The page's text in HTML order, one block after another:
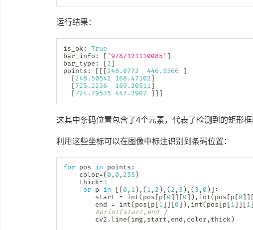
运行结果：
is_ok:
True
bar_info : [ '9787121110085' ]
bar_type : [2]
points : [ [ [248.0772 446.5566
]
[248.50542 168.47102]
[725.2236 169.20511]
[724.79535 447.2907 ] ] ]
这其中条码位置包含了4个元素，代表了检测到的矩形框
利用这些坐标可以在图像中标注识别到条码位置：
for pos in points :
    color
=( 0 , 0 , 255 )
    thick
=3
for p in [( 0 , 1 ) , ( 1 , 2 ) , ( 2 , 3 ) , ( 3 , 0 )] :
        start
= int( pos [p [0] ] [0] ) , int( pos [p [0] ] [
        end
= int( pos [p [1] ] [0] ) , int( pos [p [1] ] [1]
#print(start,end )
        cv2
.line( img, start , end , color , thick)